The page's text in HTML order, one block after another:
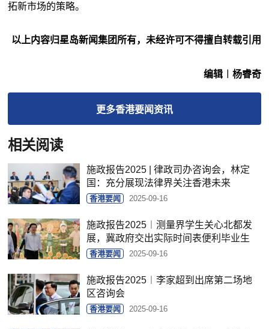
拓新市场的策略。
以上内容归星岛新闻集团所有，未经许可不得擅自转载引用
编辑︱杨睿奇
更多香港要闻资讯
相关阅读
施政报告2025 | 律政司办咨询会，林定
国：充分展现法律界关注香港未来
香港要闻 2025-09-16
施政报告2025︱测量界学生关心北都发
展，冀政府交出实际时间表便利毕业生
香港要闻 2025-09-16
施政报告2025︱李家超到出席第二场地
区咨询会
香港要闻 2025-09-16